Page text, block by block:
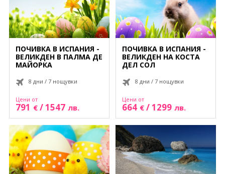
Екскурзии ОАЕ
Екскурзии Румъния
Екскурзии Русия
Екскурзии Сърбия
Екскурзии Турция
Екскурзии Унгария
Екскурзии Франция
0878 63 98 89 Запитване
ПОСЛЕДВАЙТЕ НИ
ПОЧИВКА В ИСПАНИЯ -
ВЕЛИКДЕН В ПАЛМА ДЕ
МАЙОРКА
8 дни / 7 нощувки
Цени от
791 €/1547 лв.
ПОЧИВКА В ИСПАНИЯ -
ВЕЛИКДЕН НА КОСТА
ДЕЛ СОЛ
8 дни / 7 нощувки
Цени от
664 € /1299 лв.